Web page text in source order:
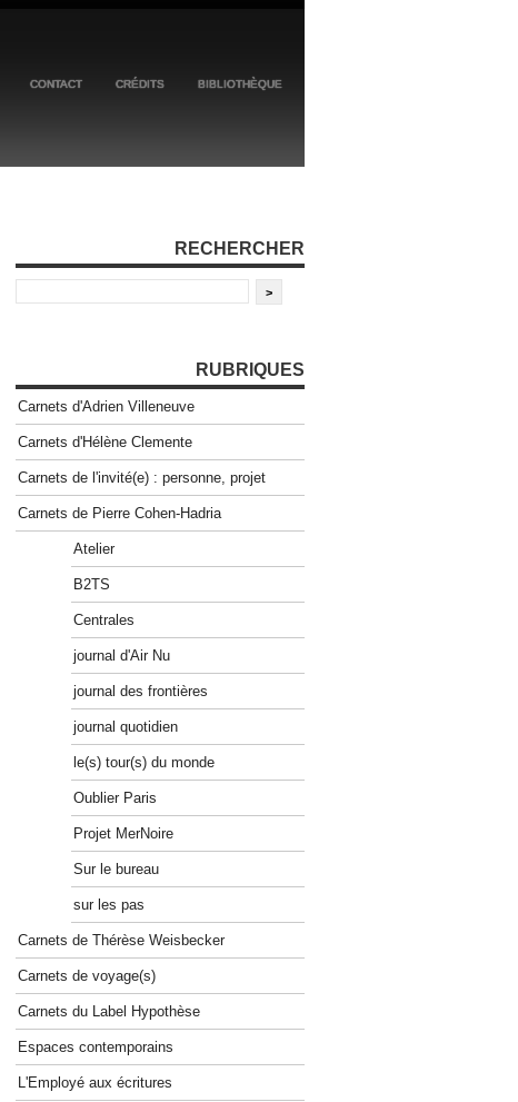
CONTACT CRÉDITS BIBLIOTHÈQUE
RECHERCHER
RUBRIQUES
Carnets d'Adrien Villeneuve
Carnets d'Hélène Clemente
Carnets de l'invité(e) : personne, projet
Carnets de Pierre Cohen-Hadria
Atelier
B2TS
Centrales
journal d'Air Nu
journal des frontières
journal quotidien
le(s) tour(s) du monde
Oublier Paris
Projet MerNoire
Sur le bureau
sur les pas
Carnets de Thérèse Weisbecker
Carnets de voyage(s)
Carnets du Label Hypothèse
Espaces contemporains
L'Employé aux écritures